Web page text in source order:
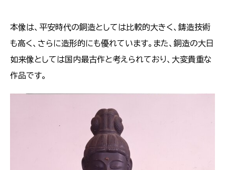
本像は、平安時代の銅造としては比較的大きく、鋳造技術
も高く、さらに造形的にも優れています。また、銅造の大日
如来像としては国内最古作と考えられており、大変貴重な
作品です。